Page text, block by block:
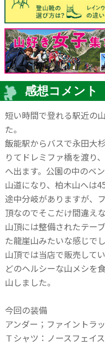
感想コメント
短い時間で登れる駅近の
た。
飯能駅からバスで永田大
りてドレミファ橋を渡り
へ出ます。公園の中のベ
山道になり、柏木山へは
途中分岐がありますが、
頂なのでそこだけ間違え
山頂には整備されたテー
た龍崖山みたいな感じでし
山頂では当店で販売して
どのヘルシーな山メシを
山しました。
今回の装備
アンダー；ファイントラ
Ｔシャツ：ノースフェ